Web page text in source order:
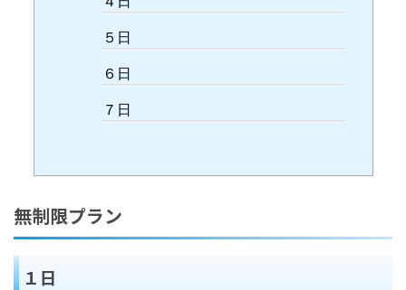
５日
６日
７日
無制限プラン
１日